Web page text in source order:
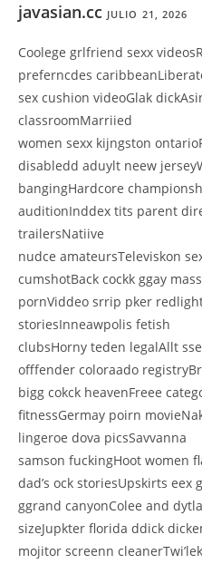
javasian.cc JULIO 21, 2026
Coolege grlfriend sexx
preferncdes
sex cushion videoGlak
classroomMarriied
women sexx kijngston
disabledd aduylt neew
bangingHardcore
auditionInddex tits parent
trailersNatiive
nudce amateursTeleviskon
cumshotBack cockk ggay
pornViddeo srrip pker
storiesInneawpolis fetish
clubsHorny teden legalAllt
offfender coloraado
bigg cokck heavenFreee
fitnessGermay poirn
lingeroe dova picsSavvanna
samson fuckingHoot women
dad’s ock storiesUpskirts
ggrand canyonColee and
sizeJupkter florida ddick
mojitor screenn